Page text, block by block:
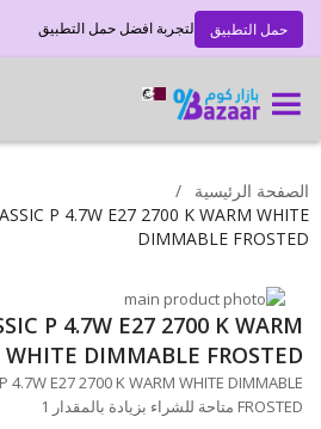
حمل التطبيق لتجربة افضل حمل التطبيق
الصفحة الرئيسية
P 4.7W E27 2700 K WARM WHITE
DIMMABLE FROSTED
انتقل
إلى
النهاية
معرض
الصور
تخطي
إلى
بداية
معرض
الصور
P 4.7W E27 2700 K WARM
WHITE DIMMABLE FROSTED
4.7W E27 2700 K WARM WHITE DIMMABLE
FROSTED متاحة للشراء بزيادة بالمقدار 1